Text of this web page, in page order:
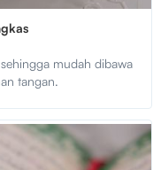
mudah dibawa
tangan.